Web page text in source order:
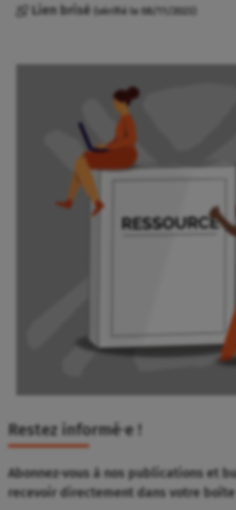
Lien brisé (vérifié le 08/11/2023)
Restez informé⸱e !
Abonnez-vous à nos publications et
recevoir directement dans votre boîte